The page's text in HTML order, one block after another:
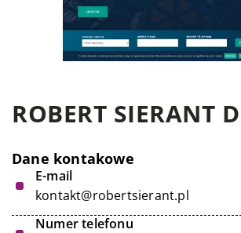
ROBERT SIERANT
Dane kontakowe
E-mail
kontakt@robertsierant.pl
Numer telefonu